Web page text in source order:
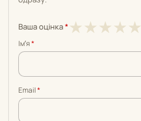
Ваша оцінка* ★
★4
5
★3
5
★2
5
★1
5
Імʼя*
Email*